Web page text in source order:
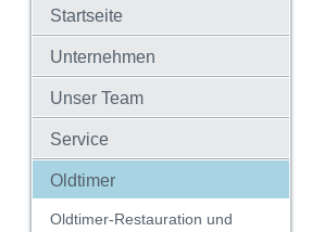
Startseite
Unternehmen
Unser Team
Service
Oldtimer
Oldtimer-Restauration und